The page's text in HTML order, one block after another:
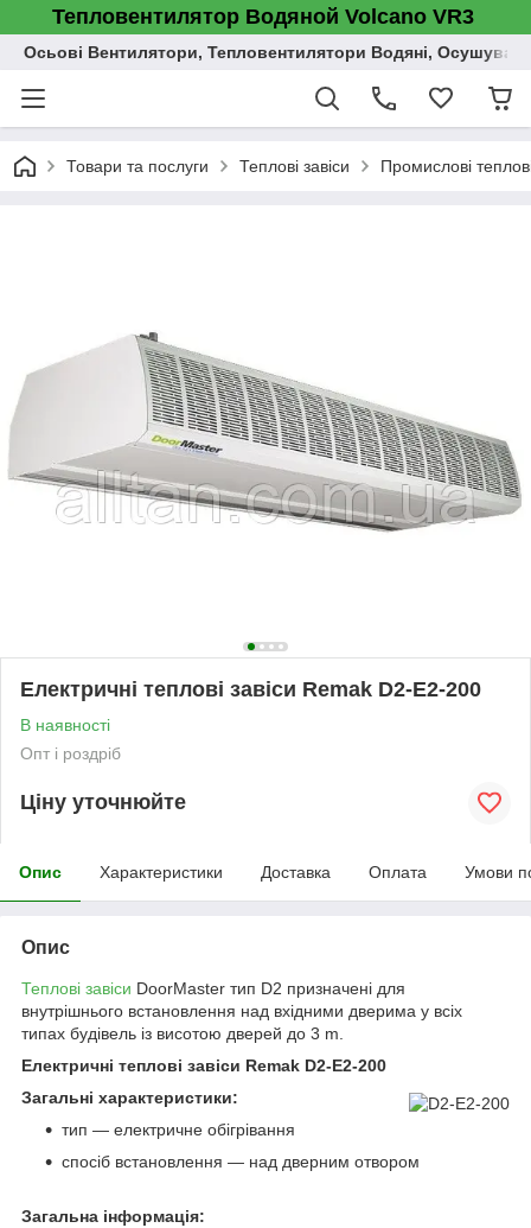
Тепловентилятор Водяной Volcano VR3
Осьові Вентилятори, Тепловентилятори Водяні, Осушувач
Товари та послуги Теплові завіси Промислові
Електричні теплові завіси Remak D2-E2-200
В наявності
Опт і роздріб
Ціну уточнюйте
Опис Характеристики Доставка Оплата Умови
Опис
Теплові завіси DoorMaster тип D2 призначені для
внутрішнього встановлення над вхідними дверима у всіх
типах будівель із висотою дверей до 3 m.
Електричні теплові завіси Remak D2-E2-200
Загальні характеристики:
тип — електричне обігрівання
спосіб встановлення — над дверним отвором
Загальна інформація: